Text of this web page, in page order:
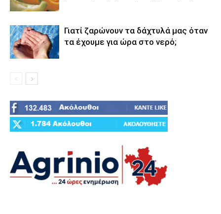
Γιατί ζαρώνουν τα δάχτυλά μας όταν
τα έχουμε για ώρα στο νερό;